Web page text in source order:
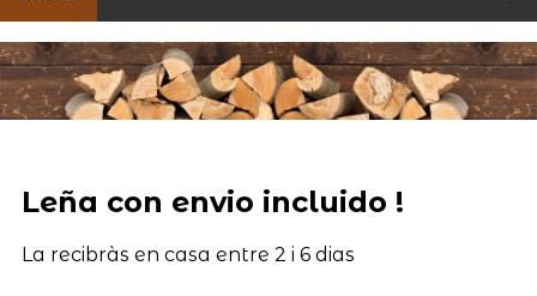
Leña con envio incluido !
La recibràs en casa entre 2 i 6 dias